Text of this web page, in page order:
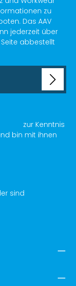
zu
Das AAV
jederzeit über
abbestellt
zur Kenntnis
bin mit ihnen
sind